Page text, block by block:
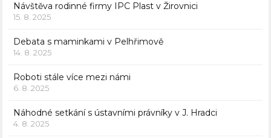
Návštěva rodinné firmy IPC Plast v Žirovnici
15. 8. 2025
Debata s maminkami v Pelhřimově
14. 8. 2025
Roboti stále více mezi námi
6. 8. 2025
Náhodné setkání s ústavními právníky v J. Hradci
4. 8. 2025